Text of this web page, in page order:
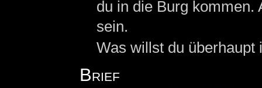
du in die Burg kommen.
sein.
Was willst du überhaupt
Brief